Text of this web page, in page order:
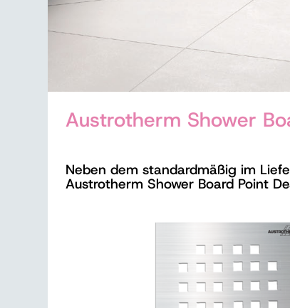
Austrotherm Shower
Neben dem standardmäßig im
Austrotherm Shower Board Point